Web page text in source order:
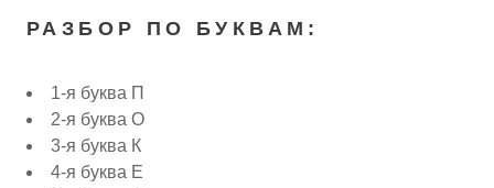
РАЗБОР ПО БУКВАМ:
1-я буква П
2-я буква О
3-я буква К
4-я буква Е